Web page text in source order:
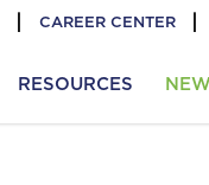
CAREER CENTER
RESOURCES